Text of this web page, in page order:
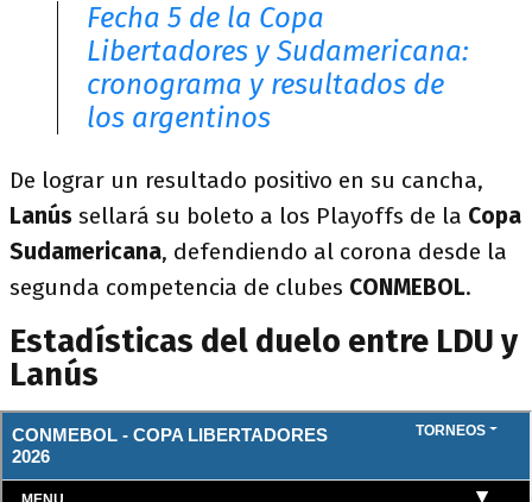
Fecha 5 de la Copa
Libertadores y Sudamericana:
cronograma y resultados de
los argentinos
De lograr un resultado positivo en su cancha,
Lanús sellará su boleto a los Playoffs de la Copa
Sudamericana, defendiendo al corona desde la
segunda competencia de clubes CONMEBOL.
Estadísticas del duelo entre LDU y
Lanús